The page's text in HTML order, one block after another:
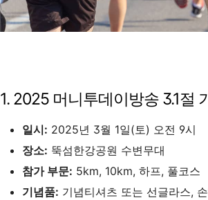
1. 2025 머니투데이방송 3.1절
일시: 2025년 3월 1일(토) 오전 9시
장소: 뚝섬한강공원 수변무대
참가 부문: 5km, 10km, 하프, 풀코스
기념품: 기념티셔츠 또는 선글라스,